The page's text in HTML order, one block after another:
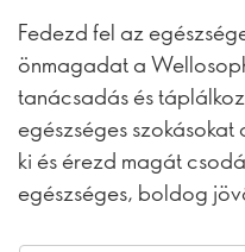
Fedezd fel az
önmagadat a
tanácsadás és
egészséges
ki és érezd magát
egészséges, boldog